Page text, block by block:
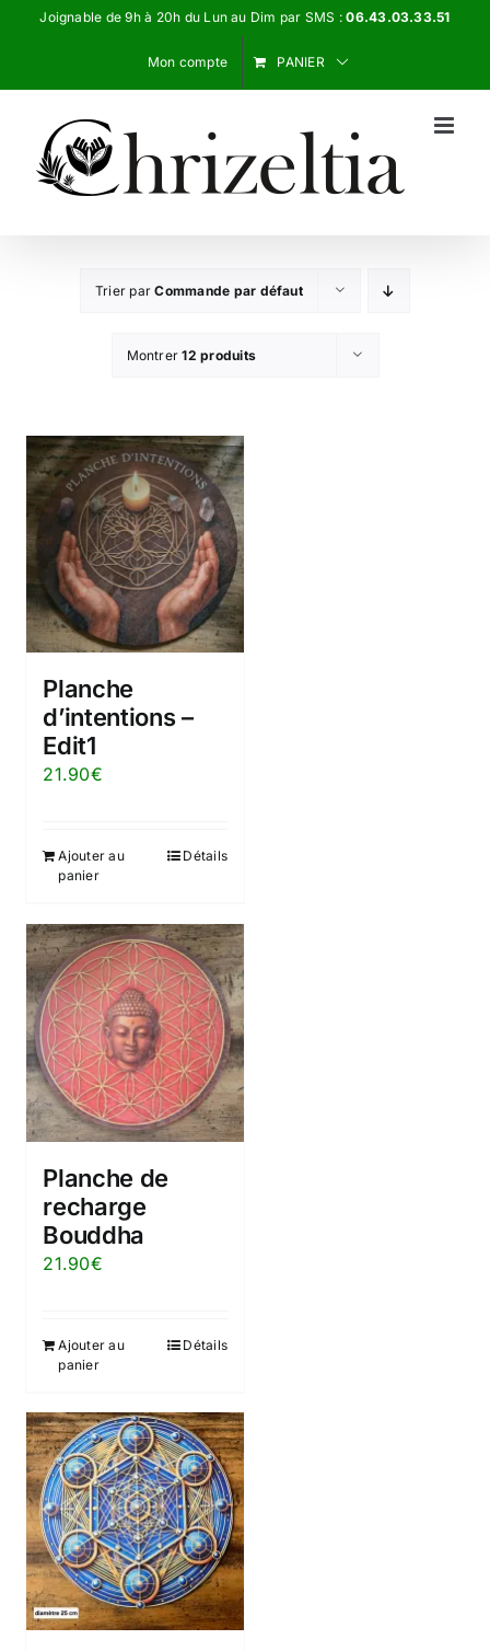
PasserJoignable de 9h à 20h du Lun au Dim par SMS :06.43.03.33.51
Mon compte PANIER
Trier parCommande par défaut
Montrer12 produits
Planche
d’intentions –
Edit1
21.90€
Ajouter au
panier
Détails
Planche de
recharge
Bouddha
21.90€
Ajouter au
panier
Détails